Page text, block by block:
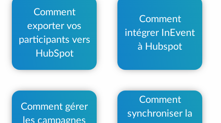
Comment
exporter vos
participants vers
HubSpot
Comment
intégrer InEvent
à Hubspot
Comment gérer
les campagnes
Comment
synchroniser la